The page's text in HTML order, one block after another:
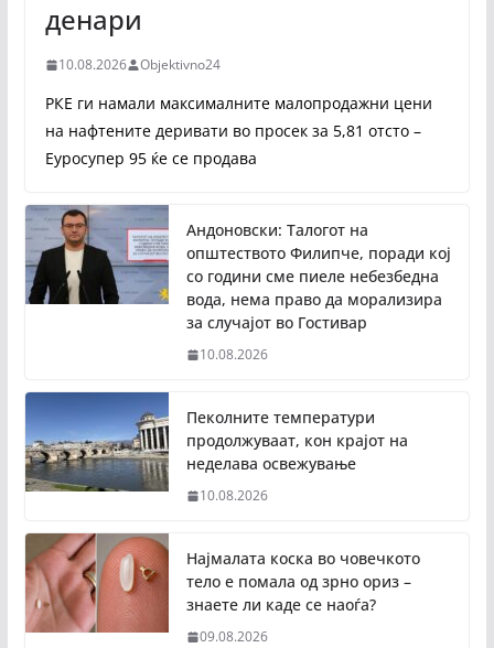
денари
10.08.2026 Objektivno24
РКЕ ги намали максималните малопродажни цени
на нафтените деривати во просек за 5,81 отсто –
Еуросупер 95 ќе се продава
Андоновски: Талогот на
општеството Филипче, поради кој
со години сме пиеле небезбедна
вода, нема право да морализира
за случајот во Гостивар
10.08.2026
Пеколните температури
продолжуваат, кон крајот на
неделава освежување
10.08.2026
Најмалата коска во човечкото
тело е помала од зрно ориз –
знаете ли каде се наоѓа?
09.08.2026